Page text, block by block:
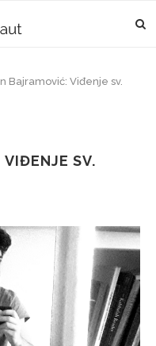
Bajramović: Viđenje sv.
VIĐENJE SV.